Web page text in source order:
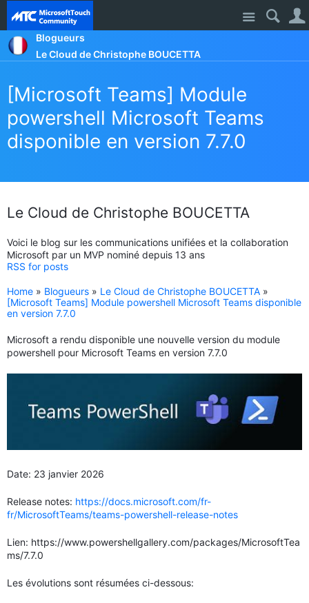
Site
Blogueurs
Le Cloud de Christophe BOUCETTA
[Microsoft Teams] Module
powershell Microsoft Teams
disponible en version 7.7.0
Le Cloud de Christophe BOUCETTA
Voici le blog sur les communications unifiées et la collaboration
Microsoft par un MVP nominé depuis 13 ans
RSS for posts
Home » Blogueurs » Le Cloud de Christophe BOUCETTA »
[Microsoft Teams] Module powershell Microsoft Teams disponible
en version 7.7.0
Microsoft a rendu disponible une nouvelle version du module
powershell pour Microsoft Teams en version 7.7.0
Date: 23 janvier 2026
Release notes: https://docs.microsoft.com/fr-
fr/MicrosoftTeams/teams-powershell-release-notes
Lien: https://www.powershellgallery.com/packages/MicrosoftTea
ms/7.7.0
Les évolutions sont résumées ci-dessous: